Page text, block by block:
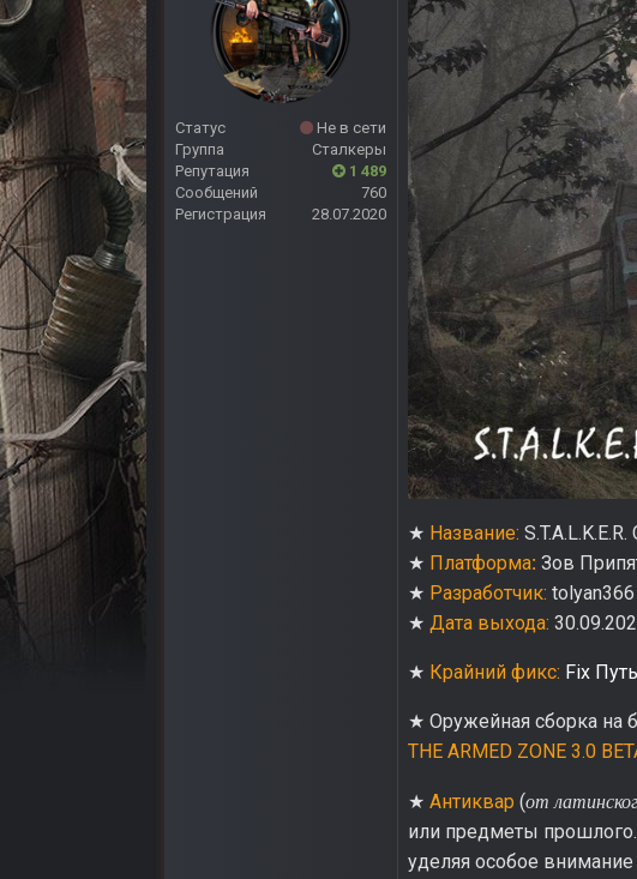
Статус
Не в сети
Группа
Сталкеры
Репутация
1 489
Сообщений
760
Регистрация
28.07.2020
★ Название:
★ Платформа: Зов
★ Разработчик: tolyan366
★ Дата выхода:
★ Крайний фикс: Fix
★ Оружейная сборка на
THE ARMED ZONE 3.0
★ Антиквар (от
или предметы прошлого.
уделяя особое